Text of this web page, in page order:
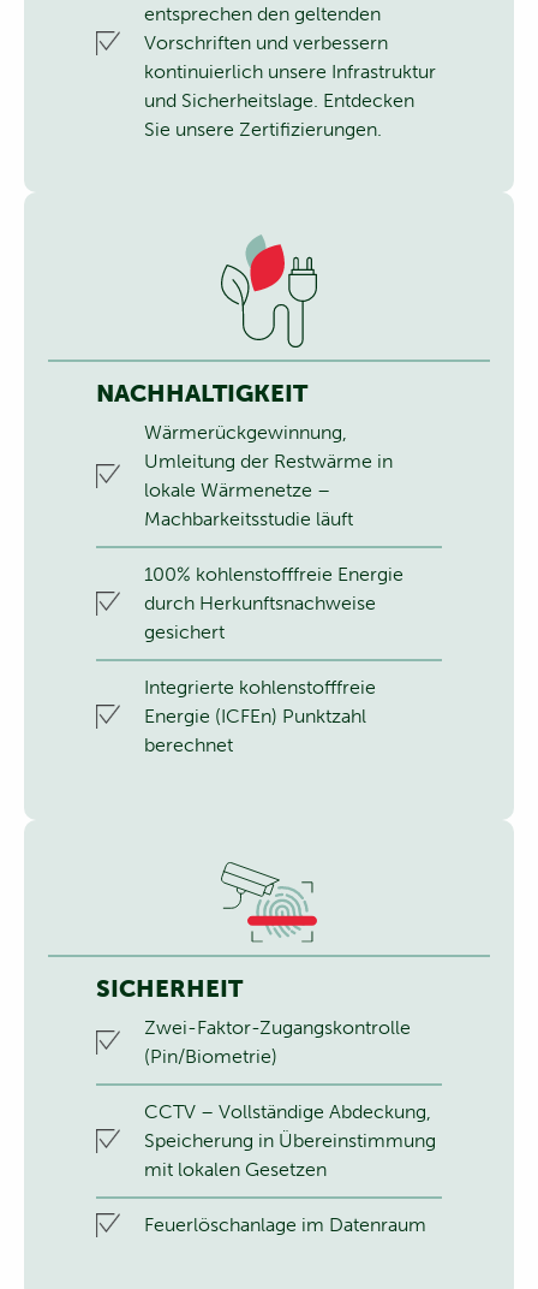
entsprechen den geltenden
Vorschriften und verbessern
kontinuierlich unsere Infrastruktur
und Sicherheitslage. Entdecken
Sie unsere Zertifizierungen.
NACHHALTIGKEIT
Wärmerückgewinnung,
Umleitung der Restwärme in
lokale Wärmenetze –
Machbarkeitsstudie läuft
100% kohlenstofffreie Energie
durch Herkunftsnachweise
gesichert
Integrierte kohlenstofffreie
Energie (ICFEn) Punktzahl
berechnet
SICHERHEIT
Zwei-Faktor-Zugangskontrolle
(Pin/Biometrie)
CCTV – Vollständige Abdeckung,
Speicherung in Übereinstimmung
mit lokalen Gesetzen
Feuerlöschanlage im Datenraum